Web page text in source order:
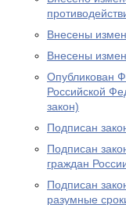
Внесены
Внесены
Опубликован
Российской
закон)
Подписан
Подписан
граждан
Подписан
разумные